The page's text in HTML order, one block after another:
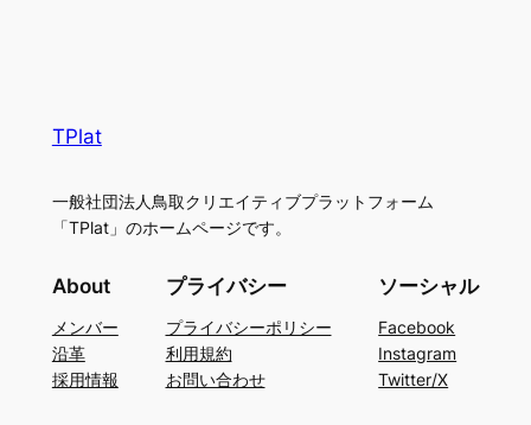
TPlat
一般社団法人鳥取クリエイティブプラットフォーム
「TPlat」のホームページです。
About
メンバー
沿革
採用情報
プライバシー
プライバシーポリシー
利用規約
お問い合わせ
ソーシャル
Facebook
Instagram
Twitter/X